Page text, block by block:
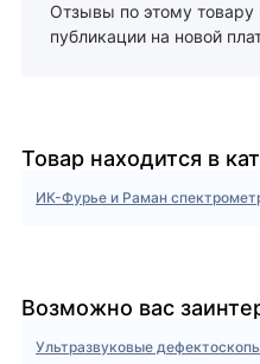
Отзывы по этому товару
публикации на новой
Товар находится в
ИК-Фурье и Раман
Возможно вас
Ультразвуковые